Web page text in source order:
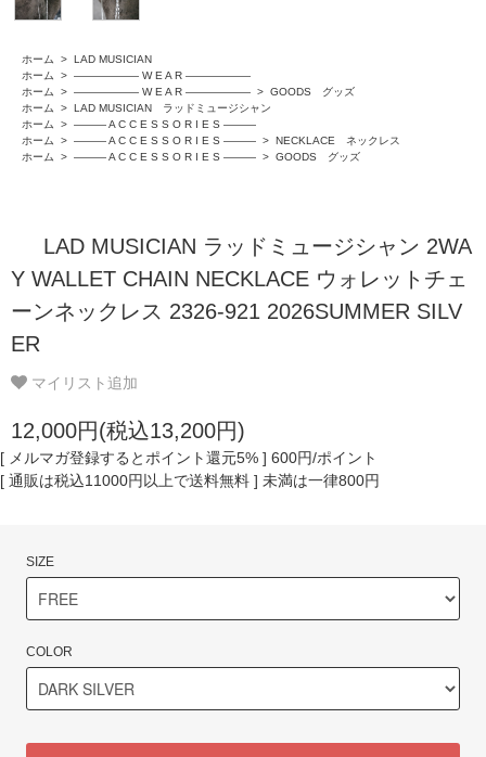
ホーム > LAD MUSICIAN
ホーム
> ―――――― W E A R ――――――
ホーム
> ―――――― W E A R ―――――― > GOODS グッズ
ホーム
> LAD MUSICIAN ラッドミュージシャン
ホーム
> ――― A C C E S S O R I E S ―――
ホーム
> ――― A C C E S S O R I E S ――― > NECKLACE ネックレス
ホーム
> ――― A C C E S S O R I E S ――― > GOODS グッズ
LAD MUSICIAN ラッドミュージシャン 2WA
Y WALLET CHAIN NECKLACE ウォレットチェ
ーンネックレス 2326-921 2026SUMMER SILV
ER
マイリスト追加
12,000円(税込13,200円)
[ メルマガ登録するとポイント還元5% ] 600円/ポイント
[ 通販は税込11000円以上で送料無料 ] 未満は一律800円
SIZE
COLOR